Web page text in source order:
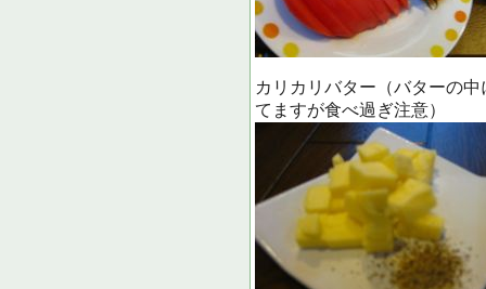
カリカリバター（バターの
てますが食べ過ぎ注意）